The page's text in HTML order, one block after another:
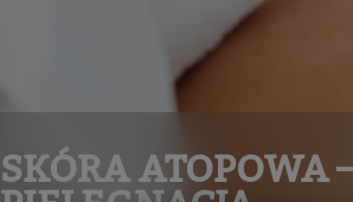
SKÓRA ATOPOWA